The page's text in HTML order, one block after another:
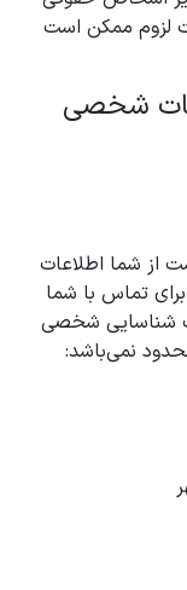
لزوم ممکن است
شخصی
از شما اطلاعات
تماس با شما
شناسایی شخصی
نمی‌باشد: